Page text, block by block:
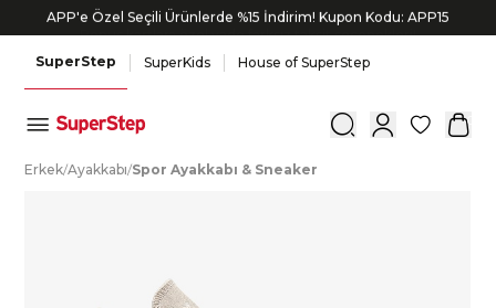
APP'e Özel Seçili Ürünlerde %15 İndirim! Kupon Kodu: APP15
Bonus kartlara özel vade farksız taksit seçenekleri!
SuperStep SuperKids House of SuperStep
0
Erkek/Ayakkabı/Spor Ayakkabı & Sneaker